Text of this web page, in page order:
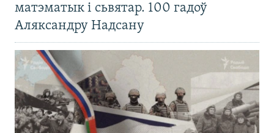
матэматык і сьвятар. 100 гадоў
Аляксандру Надсану